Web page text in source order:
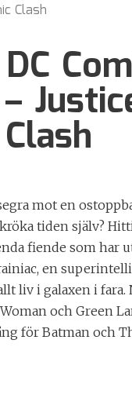
Clash
mot en
tiden själv?
fiende som har
en
liv i galaxen i fara.
och Green
för Batman och